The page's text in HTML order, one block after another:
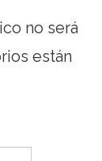
no será
están